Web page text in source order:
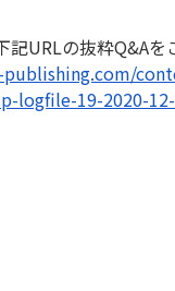
URLの抜粋Q&Aを
com/
logfile-19-2020-